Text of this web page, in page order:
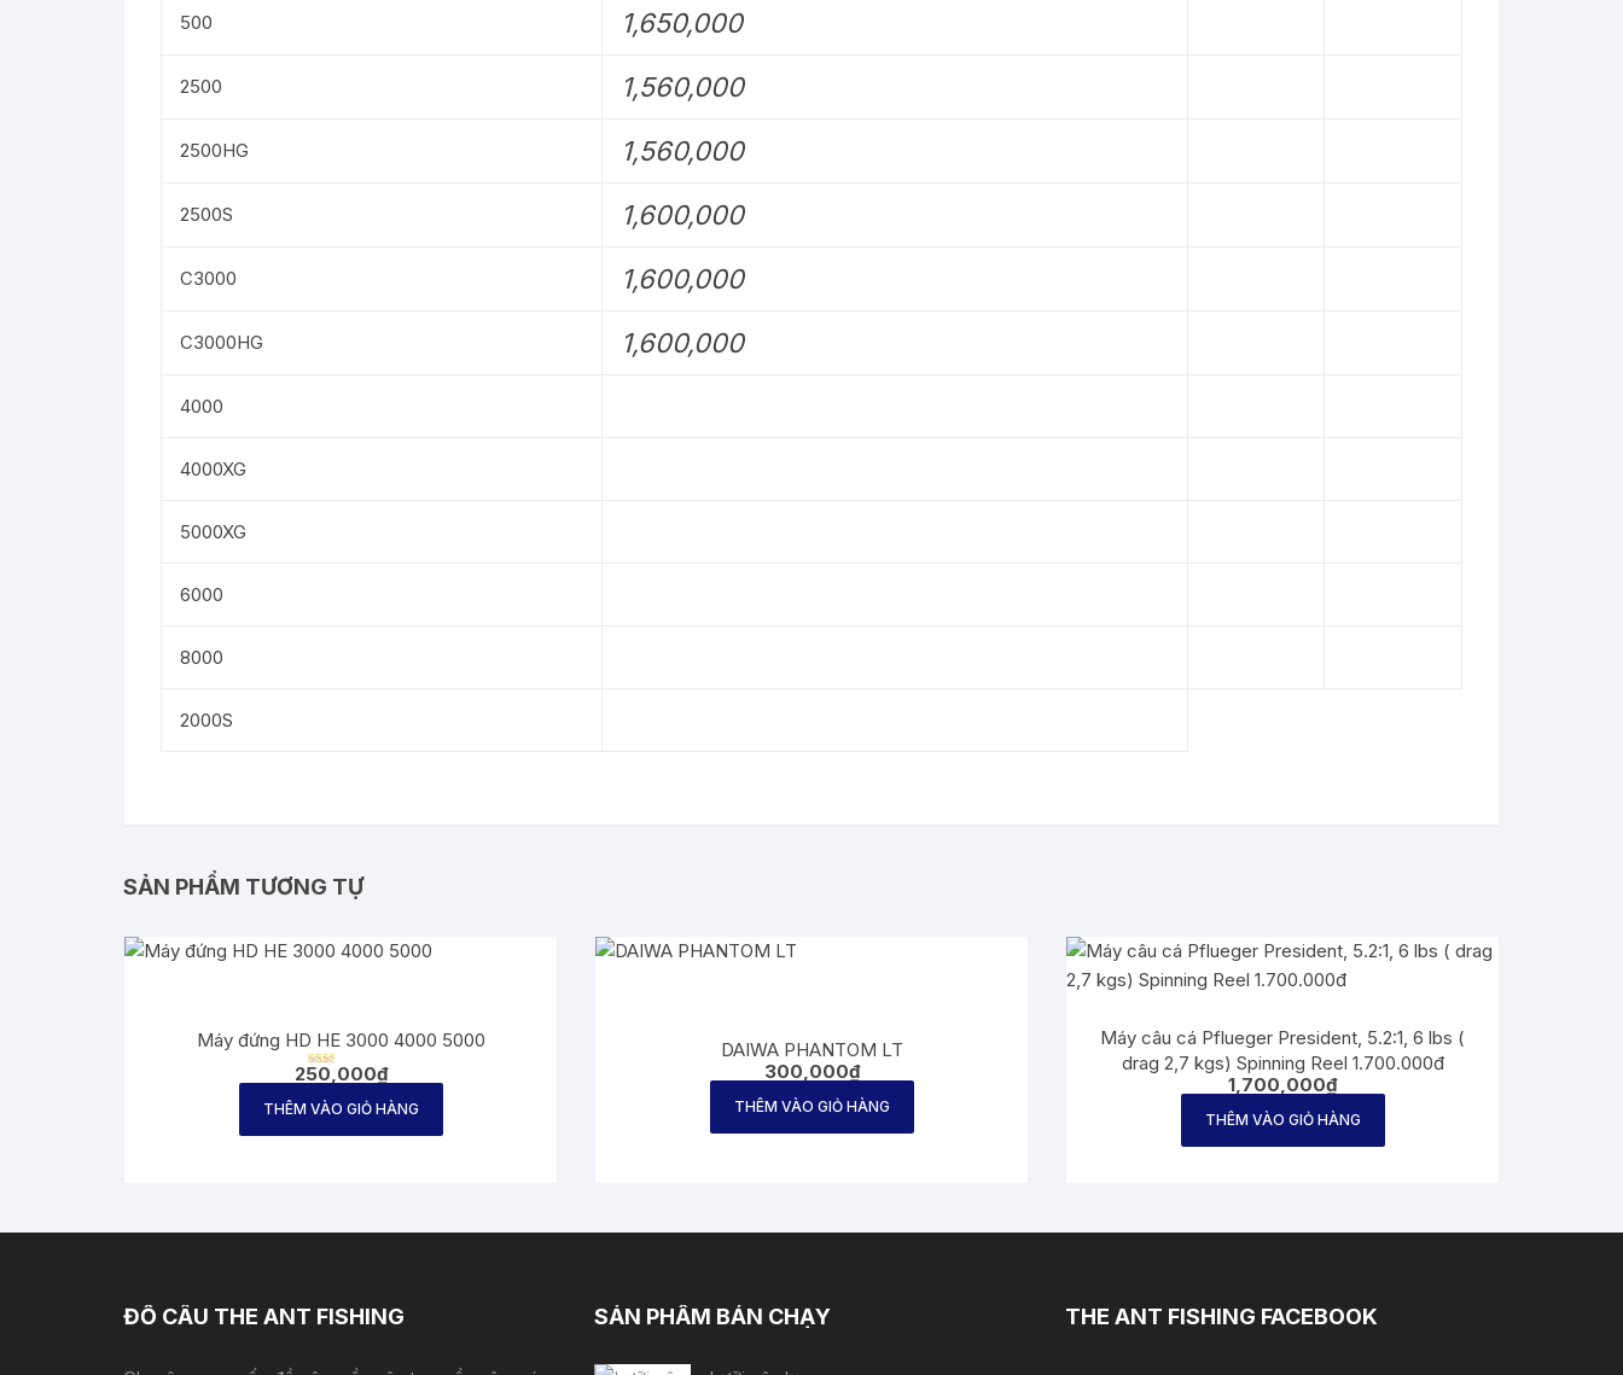
500 1,650,000
2500 1,560,000
2500HG 1,560,000
2500S 1,600,000
C3000 1,600,000
C3000HG 1,600,000
4000
4000XG
5000XG
6000
8000
2000S
SẢN PHẨM TƯƠNG TỰ
Máy đứng HD HE 3000 4000 5000
Được
hạng
2.00
250,000₫
THÊM VÀO GIỎ HÀNG
DAIWA PHANTOM LT
300,000₫
THÊM VÀO GIỎ HÀNG
Máy câu cá Pflueger President, 5.2:1, 6 lbs (
drag 2,7 kgs) Spinning Reel 1.700.000đ
1,700,000₫
THÊM VÀO GIỎ HÀNG
ĐỒ CÂU THE ANT FISHING SẢN PHẨM BÁN CHẠY THE ANT FISHING FACEBOOK